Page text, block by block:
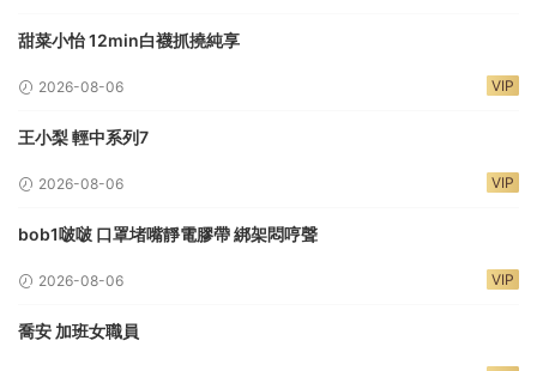
甜菜小怡 12min白襪抓撓純享
2026-08-06 VIP
王小梨 輕中系列7
2026-08-06 VIP
bob1啵啵 口罩堵嘴靜電膠帶 綁架悶哼聲
2026-08-06 VIP
喬安 加班女職員